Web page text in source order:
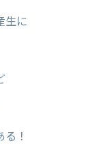
に
！